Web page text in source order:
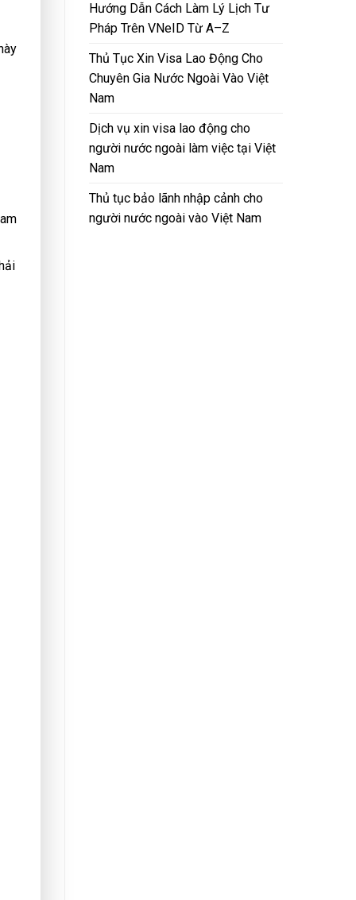
Hướng Dẫn Cách Làm Lý Lịch Tư
Pháp Trên VNeID Từ A–Z
Thủ Tục Xin Visa Lao Động Cho
Chuyên Gia Nước Ngoài Vào Việt
Nam
Dịch vụ xin visa lao động cho
người nước ngoài làm việc tại Việt
Nam
Thủ tục bảo lãnh nhập cảnh cho
người nước ngoài vào Việt Nam